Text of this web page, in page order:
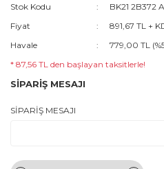
Stok Kodu
BK21 2B372
Fiyat
891,67 TL +
Havale
779,00 TL
* 87,56 TL den başlayan taksitlerle!
SİPARİŞ MESAJI
SİPARİŞ MESAJI